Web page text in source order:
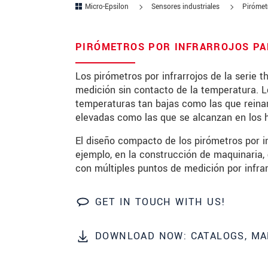
Micro-Epsilon Sensores industriales
PIRÓMETROS POR INFRARROJOS
Los pirómetros por infrarrojos de la serie
medición sin contacto de la temperatura.
temperaturas tan bajas como las que
elevadas como las que se alcanzan en
El diseño compacto de los pirómetros por
ejemplo, en la construcción de
con múltiples puntos de medición por
GET IN TOUCH WITH US!
DOWNLOAD NOW: CATALOGS,
City *
Country*
Telephone
Message*
We treat your data confidentially.